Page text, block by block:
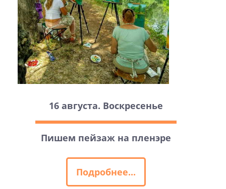
16 августа. Воскресенье
Пишем пейзаж на пленэре
Подробнее...